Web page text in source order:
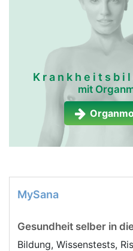
mit
MySana
Gesundheit selber in
Bildung, Wissenstests,